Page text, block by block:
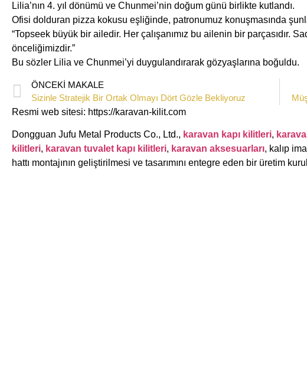
Lilia’nın ​4. yıl dönümü ve Chunmei’nin ​doğum günü birlikte kutlandı.
Ofisi dolduran pizza kokusu eşliğinde, patronumuz konuşmasında
“Topseek büyük bir ailedir. Her çalışanımız bu ailenin bir parçasıdır.
önceliğimizdir.”
Bu sözler Lilia ve Chunmei’yi duygulandırarak gözyaşlarına boğuldu.
ÖNCEKI MAKALE
Sizinle Stratejik Bir Ortak Olmayı Dört Gözle Bekliyoruz
Resmi web sitesi: https://karavan-kilit.com
Dongguan Jufu Metal Products Co., Ltd., karavan kapı kilitleri,
kilitleri, karavan tuvalet kapı kilitleri, karavan aksesuarları, kalıp
hattı montajının geliştirilmesi ve tasarımını entegre eden bir üretim